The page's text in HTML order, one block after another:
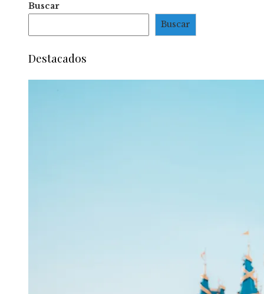
Buscar
Buscar
Destacados